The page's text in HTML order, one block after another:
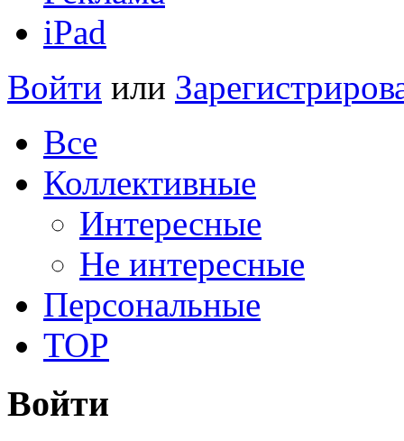
iPad
Войти или
Все
Коллективные
Интересные
Не интересные
Персональные
TOP
Войти